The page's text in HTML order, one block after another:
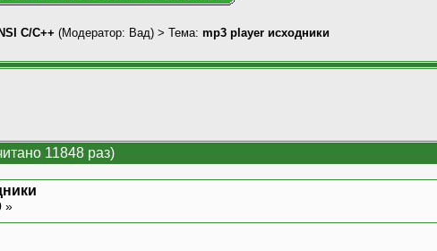
С/С++ (Модератор: Вад) > Тема: mp3 player исходники
11848 раз)
»